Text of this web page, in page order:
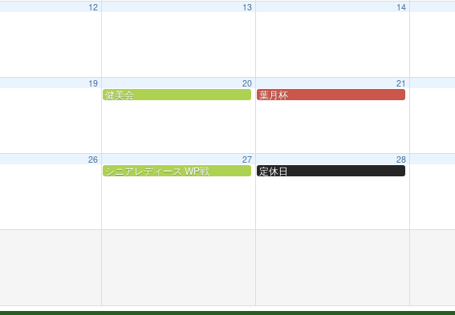
12 13 14
19 20
健美会
21
葉月杯
26 27
シニアレディース WP戦
28
定休日